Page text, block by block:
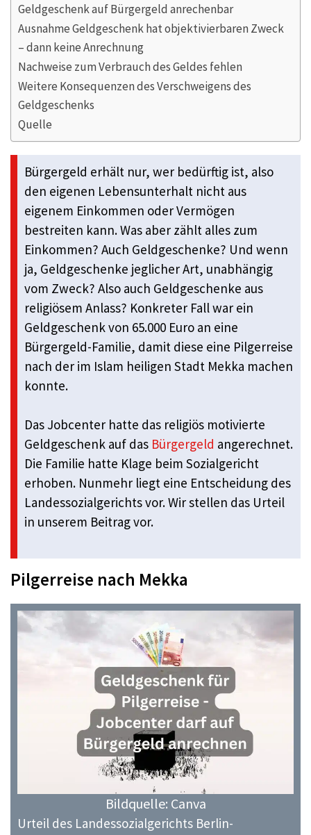
Geldgeschenk auf Bürgergeld anrechenbar
Ausnahme Geldgeschenk hat objektivierbaren Zweck
– dann keine Anrechnung
Nachweise zum Verbrauch des Geldes fehlen
Weitere Konsequenzen des Verschweigens des
Geldgeschenks
Quelle
Bürgergeld erhält nur, wer bedürftig ist, also
den eigenen Lebensunterhalt nicht aus
eigenem Einkommen oder Vermögen
bestreiten kann. Was aber zählt alles zum
Einkommen? Auch Geldgeschenke? Und wenn
ja, Geldgeschenke jeglicher Art, unabhängig
vom Zweck? Also auch Geldgeschenke aus
religiösem Anlass? Konkreter Fall war ein
Geldgeschenk von 65.000 Euro an eine
Bürgergeld-Familie, damit diese eine Pilgerreise
nach der im Islam heiligen Stadt Mekka machen
konnte.
Das Jobcenter hatte das religiös motivierte
Geldgeschenk auf das Bürgergeld angerechnet.
Die Familie hatte Klage beim Sozialgericht
erhoben. Nunmehr liegt eine Entscheidung des
Landessozialgerichts vor. Wir stellen das Urteil
in unserem Beitrag vor.
Pilgerreise nach Mekka
Bildquelle: Canva
Urteil des Landessozialgerichts Berlin-